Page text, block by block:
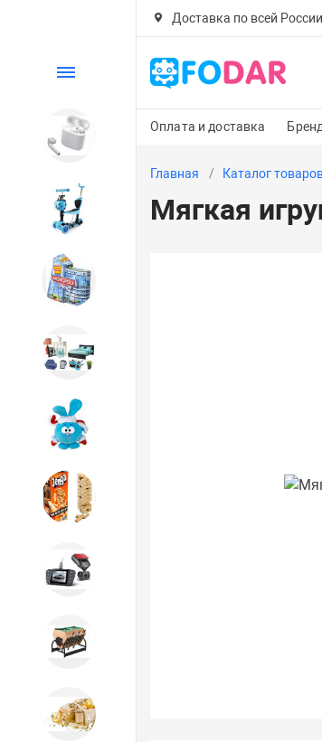
Доставка по всей
Оплата и доставка
Каталог
Электроника
Детский транспорт
Главная Каталог
Мягкая